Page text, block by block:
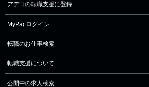
アデコの転職支援に登録
MyPagログイン
転職のお仕事検索
転職支援について
公開中の求人検索